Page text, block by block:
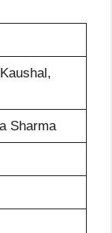
Sharma